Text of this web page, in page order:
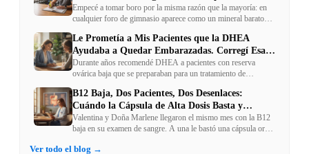
Razón
Empecé a tomar boro por la misma razón que la mayoría: en
cualquier foro de gimnasio aparece como un mineral barato
esa afirmación hasta la fuente original. No decían lo que se
repite. Dejé de tomarlo por esa razón — y seguí tomándolo
por otra, mucho menos publicitada.
Le Prometía a Mis Pacientes que la DHEA
Ayudaba a Quedar Embarazadas. Corregí Esa
Promesa
Durante años recomendé DHEA a pacientes con reserva
ovárica baja que se preparaban para un tratamiento de
Una revisión sistemática de 2024 — la más rigurosa que
existe sobre el tema — me hizo corregir exactamente qué
puede y qué no puede esperar una paciente de este
suplemento.
B12 Baja, Dos Pacientes, Dos Desenlaces:
Cuándo la Cápsula de Alta Dosis Basta y
Cuándo No
Valentina y Doña Marlene llegaron el mismo mes con la B12
baja en su examen de sangre. A una le bastó una cápsula oral
cápsulas fue suficiente. La diferencia no estaba en la marca del
Ver todo el blog →